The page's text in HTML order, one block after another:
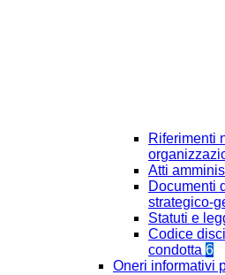
Riferimenti
Atti
Documenti
strategico-
Statuti e
Codice
condotta 6
Oneri informativi